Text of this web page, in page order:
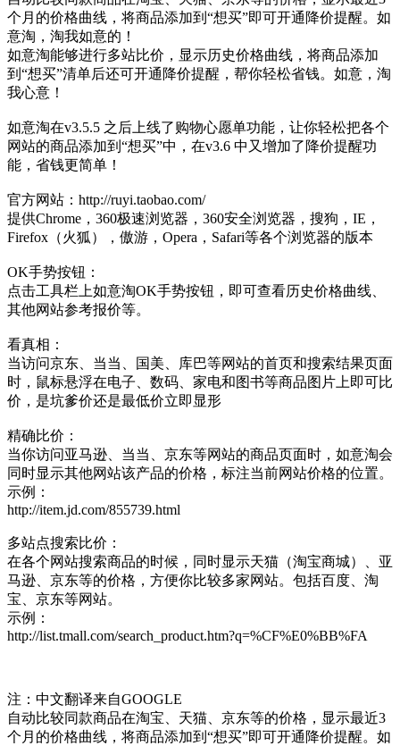
个月的价格曲线，将商品添加到“想买”即可开通降价提醒。如
意淘，淘我如意的！
如意淘能够进行多站比价，显示历史价格曲线，将商品添加
到“想买”清单后还可开通降价提醒，帮你轻松省钱。如意，淘
我心意！
如意淘在v3.5.5 之后上线了购物心愿单功能，让你轻松把各个
网站的商品添加到“想买”中，在v3.6 中又增加了降价提醒功
能，省钱更简单！
官方网站：http://ruyi.taobao.com/
提供Chrome，360极速浏览器，360安全浏览器，搜狗，IE，
Firefox（火狐），傲游，Opera，Safari等各个浏览器的版本
OK手势按钮：
点击工具栏上如意淘OK手势按钮，即可查看历史价格曲线、
其他网站参考报价等。
看真相：
当访问京东、当当、国美、库巴等网站的首页和搜索结果页面
时，鼠标悬浮在电子、数码、家电和图书等商品图片上即可比
价，是坑爹价还是最低价立即显形
精确比价：
当你访问亚马逊、当当、京东等网站的商品页面时，如意淘会
同时显示其他网站该产品的价格，标注当前网站价格的位置。
示例：
http://item.jd.com/855739.html
多站点搜索比价：
在各个网站搜索商品的时候，同时显示天猫（淘宝商城）、亚
马逊、京东等的价格，方便你比较多家网站。包括百度、淘
宝、京东等网站。
示例：
http://list.tmall.com/search_product.htm?q=%CF%E0%BB%FA
注：中文翻译来自GOOGLE
自动比较同款商品在淘宝、天猫、京东等的价格，显示最近3
个月的价格曲线，将商品添加到“想买”即可开通降价提醒。如